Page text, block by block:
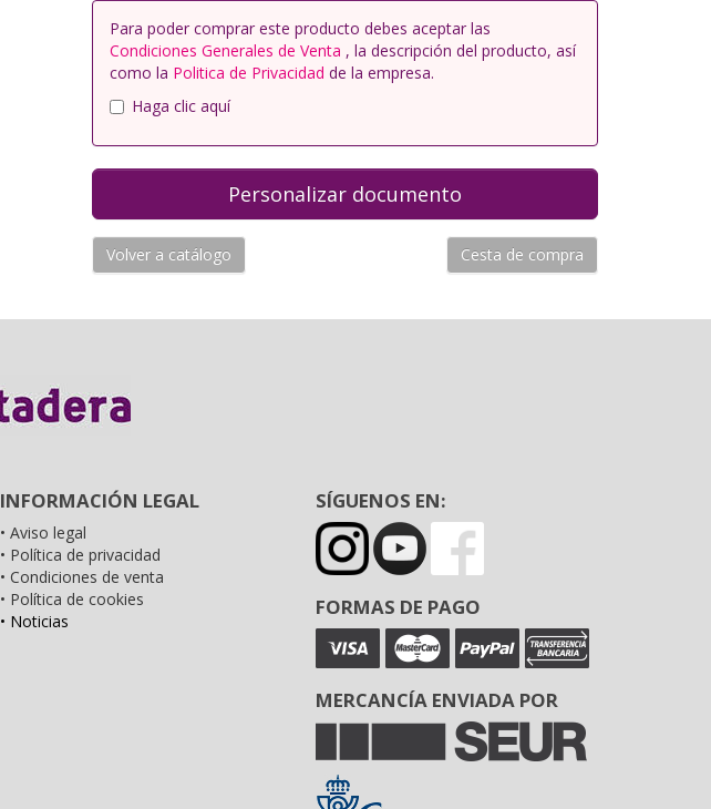
Para poder comprar este producto debes aceptar las
Condiciones Generales de Venta , la descripción del producto, así
como la Politica de Privacidad de la empresa.
Haga clic aquí
Volver a catálogo Cesta de compra
INFORMACIÓN LEGAL
• Aviso legal
• Política de privacidad
• Condiciones de venta
• Política de cookies
• Noticias
SÍGUENOS EN:
FORMAS DE PAGO
MERCANCÍA ENVIADA POR